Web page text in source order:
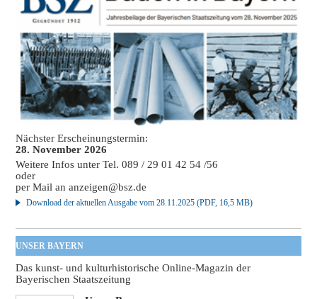
Nächster Erscheinungstermin:
28. November 2026
Weitere Infos unter Tel. 089 / 29 01 42 54 /56
oder
per Mail ananzeigen@bsz.de
Download der aktuellen Ausgabe vom 28.11.2025 (PDF, 16,5 MB)
UNSER BAYERN
Das kunst- und kulturhistorische Online-Magazin der
Bayerischen Staatszeitung